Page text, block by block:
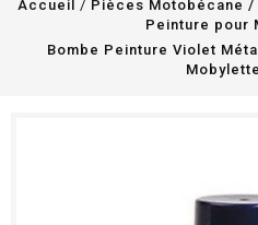
Accueil Pièces Motobécane /
Peinture pour
Bombe Peinture Violet